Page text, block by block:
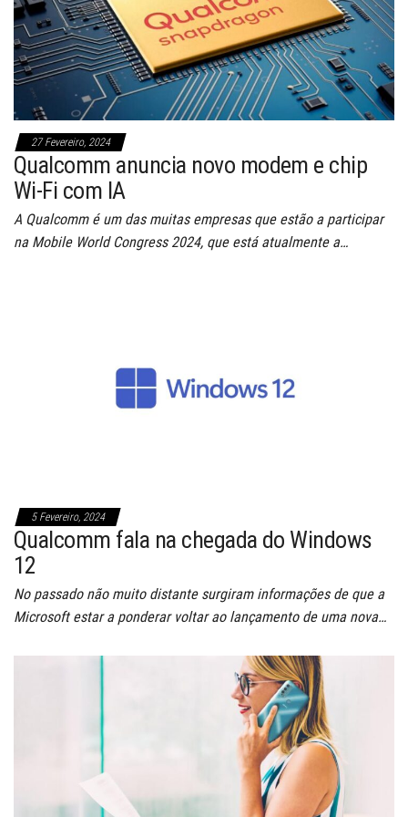
27 Fevereiro, 2024
Qualcomm anuncia novo modem e chip
Wi-Fi com IA
A Qualcomm é um das muitas empresas que estão a participar
na Mobile World Congress 2024, que está atualmente a…
5 Fevereiro, 2024
Qualcomm fala na chegada do Windows
12
No passado não muito distante surgiram informações de que a
Microsoft estar a ponderar voltar ao lançamento de uma nova…